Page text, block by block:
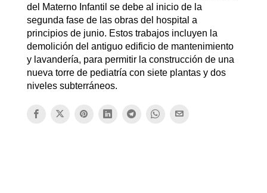
del Materno Infantil se debe al inicio de la
segunda fase de las obras del hospital a
principios de junio. Estos trabajos incluyen la
demolición del antiguo edificio de mantenimiento
y lavandería, para permitir la construcción de una
nueva torre de pediatría con siete plantas y dos
niveles subterráneos.